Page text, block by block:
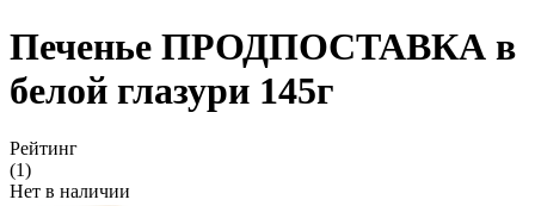
Печенье ПРОДПОСТАВКА в
белой глазури 145г
Рейтинг
(1)
Нет в наличии